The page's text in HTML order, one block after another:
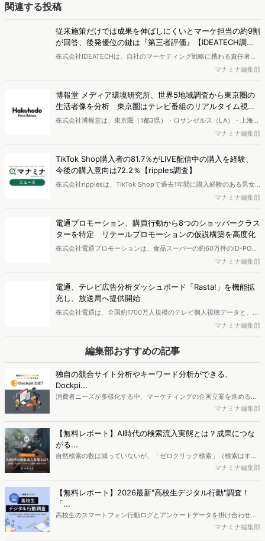
関連する投稿
従来施策だけでは成果を伸ばしにくいとマーケ担当の約9割
が回答、後発優位の鍵は『第三者評価』【IDEATECH調
査】
株式会社IDEATECHは、自社のマーケティング戦略に携わる責任者・
担当者（BtoB／BtoCを問わず、新しい価値・市場の打ち出しや認知
拡大の意思決定に関与する層）を対象に、BtoB企業における新商品・
新サービスの市場浸透と情報発信に関する実態調査を実施し、結果を
公開しました。
マナミナ編集部
博報堂 メディア環境研究所、世界5地域調査から東京圏の
生活者像を分析 東京圏はテレビ番組のリアルタイム視聴
が強く、信用度も高い
株式会社博報堂は、東京圏（1都3県）・ロサンゼルス（LA）・上海・
ロンドン・ドイツ全域の5地域で、各900名・計4,500名（10～50
代）を対象に、メディア接触状況やAI・先進テクノロジーサービスの
利用状況を調査する「グローバル・メディア・テック調査2026」を
実施し、結果を公開しました。
マナミナ編集部
TikTok Shop購入者の81.7％がLIVE配信中の購入を経験、
今後の購入意向は72.2％【ripples調査】
株式会社ripplesは、TikTok Shopで過去1年間に購入経験のある男女
を対象とした「TikTok Shop購入者実態調査2026」を実施し、結果を
公開しました。
マナミナ編集部
電通プロモーション、購買行動から8つのショッパークラス
ターを特定 リテールプロモーションの仮説構築を高度化
株式会社電通プロモーションは、食品スーパーの約60万件のID-POS
データと生活者の定性データをAIで分析し、購買行動の特徴に基づい
た8つのショッパークラスターを特定しました。これにより購買時点
における生活者の意識や行動背景の把握が可能となり、リテールプロ
モーションにおけるプランニングの高速化と高精度化を実現できると
いいます。
マナミナ編集部
電通、テレビ広告分析ダッシュボード「Rasta!」を機能拡
充し、放送局へ提供開始
株式会社電通は、全国約1700万人規模のテレビ個人視聴データと、独
自の大規模生活者意識調査データを掛け合わせて、テレビ広告のデー
タ集計や広告効果の分析ができるダッシュボード「Rasta!
（Resourceful Analysis System of TV Audience：ラスタ）」の機能
を拡充し、放送局への提供を開始したことを発表しました。
マナミナ編集部
編集部おすすめの記事
独自の競合サイト分析やキーワード分析ができる、
Dockpi...
消費者ニーズが多様化する中、マーケティングの企画立案を進める上
で、競合分析や消費者分析の重要性がより高まっています。Web行動
データを活用し、Web上の消費者行動を起点とした競合サイト分析や
消費者分析が可能です。今回はDockpitならではの利便性の高い機能
や活用方法を解説します。
マナミナ編集部
【無料レポート】AI時代の検索流入実態とは？成果につな
がる...
自然検索の数は減っていないが、「ゼロクリック検索」（検索はする
がページには流入しない）の割合が増加しているのが、AI時代の検索
か、また、要因を理解した上で、成果に確実につながるコンテンツを
制作するにはどうするべきなのでしょうか。本レポートはこのような
疑問をお抱えのSEO・Webマーケティングご担当者様におすすめの内
容となっています。※本レポートは記事のフォームから無料でダウン
マナミナ編集部
【無料レポート】2026最新"高校生デジタル行動"調査！
「...
高校生のスマートフォン行動ログとアンケートデータを掛け合わせ、
最新の若年層（高校生）におけるデジタル行動実態やSNSの利用傾向
マナミナ編集部